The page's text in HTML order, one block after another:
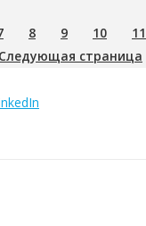
8 9 10
11
Следующая страница